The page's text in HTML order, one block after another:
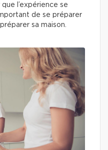
l’expérience se
de se préparer
sa maison.